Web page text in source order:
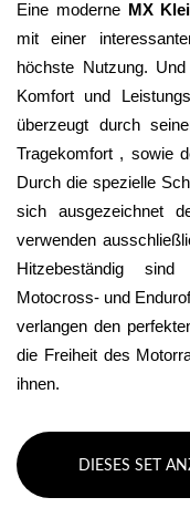
Eine moderne MX
mit einer
höchste Nutzung.
Komfort und
überzeugt durch
Tragekomfort , sowie
Durch die spezielle
sich ausgezeichnet
verwenden
Hitzebeständig
Motocross- und
verlangen den
die Freiheit des
ihnen.
DIESES SET